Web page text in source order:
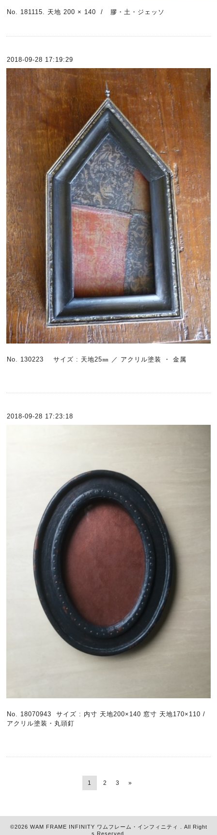
No. 181115. 天地 200 × 140 / 膠・土・ジェッソ
2018-09-28 17:19:29
No. 130223 サイズ : 天地25㎜ ／ アクリル塗装 ・ 金属
2018-09-28 17:23:18
No. 18070943 サイズ : 内寸 天地200×140 窓寸 天地170×110 /
アクリル塗装・丸頭釘
1 2 3 »
©2026 WAM FRAME INFINITY ワムフレーム・インフィニティ
. All Right
s Reserved.